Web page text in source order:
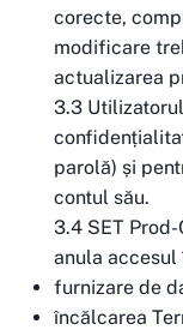
corecte,
modificare
actualizarea
3.3
parolă) și
contul său.
3.4 SET
anula accesul
furnizare de
încălcarea